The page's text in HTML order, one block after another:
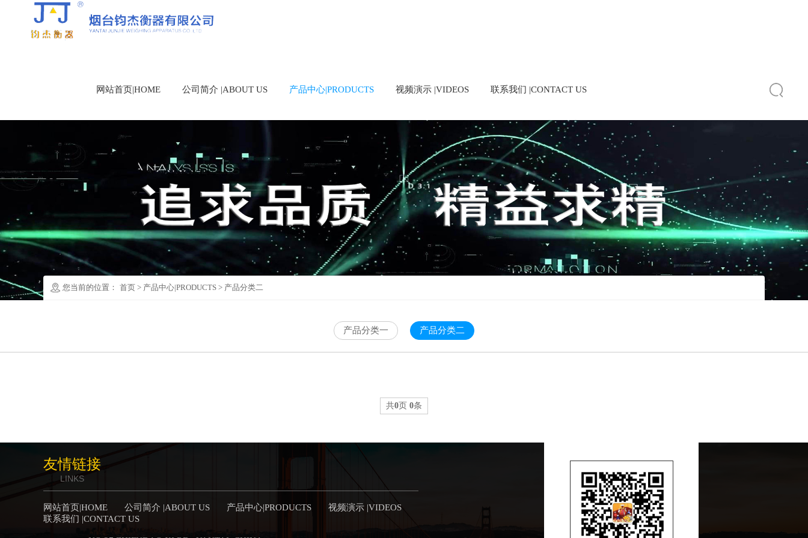
网站首页|HOME 公司简介 |ABOUT US 产品中心|PRODUCTS 视频演示 |VIDEOS 联系我们 |CONTACT US
您当前的位置： 首页 > 产品中心|PRODUCTS > 产品分类二
产品分类一 产品分类二
共0页 0条
友情链接
LINKS
网站首页|HOME 公司简介 |ABOUT US 产品中心|PRODUCTS
视频演示 |VIDEOS
联系我们 |CONTACT US